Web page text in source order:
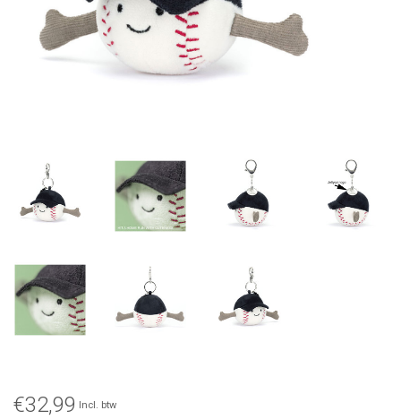
€32,99 Incl. btw